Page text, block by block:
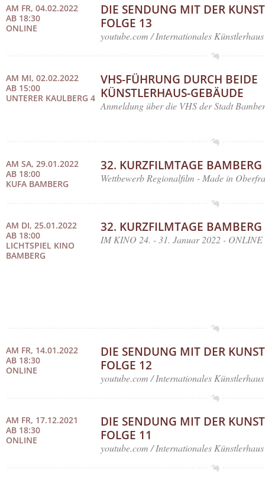
AM FR, 04.02.2022
AB 18:30
ONLINE
DIE SENDUNG MIT DER
FOLGE 13
youtube.com / Internationales
AM MI, 02.02.2022
AB 15:00
UNTERER KAULBERG 4
VHS-FÜHRUNG DURCH BEIDE
KÜNSTLERHAUS-GEBÄUDE
Anmeldung über die VHS der Stadt
AM SA, 29.01.2022
AB 18:00
KUFA BAMBERG
32. KURZFILMTAGE BAMBERG
Wettbewerb Regionalfilm - Made in
AM DI, 25.01.2022
AB 18:00
LICHTSPIEL KINO
BAMBERG
32. KURZFILMTAGE BAMBERG
IM KINO 24. - 31. Januar 2022 - ONLINE
AM FR, 14.01.2022
AB 18:30
ONLINE
DIE SENDUNG MIT DER
FOLGE 12
youtube.com / Internationales
AM FR, 17.12.2021
AB 18:30
ONLINE
DIE SENDUNG MIT DER
FOLGE 11
youtube.com / Internationales